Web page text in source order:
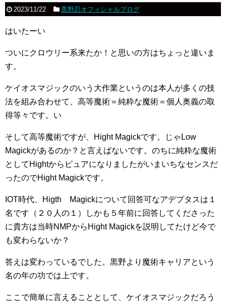
2023/11/22 黒野忍オフィシャルブログ
はいたーい
ついにクロウリー系来たか！と思いの方はちょっと違いま
す。
ケイオスマジックのいう大作業というのは本人が多くの技
法を組み合わせて、高等魔術＝純粋な魔術＝個人奥義の取
得等々です。い
そして高等魔術ですが、Hight Magickです。じゃLow
Magickがあるのか？と言えばないです。のちに純粋な魔術
としてHightからピュアになりましたがいまいちなセンスだ
ったのでHight Magickです。
IOT時代、Higth Magickについて回答可なアデプタスは１
名です（２０人の１）しかも５年前に回答してくださった
に貴方は当時NMPからHight Magickを説明してたけど今で
も変わらないか？
答えは変わっているでした。黒野より魔術キャリアという
名の年の功では上です。
ここで簡単に言えることとして、ケイオスマジックだろう